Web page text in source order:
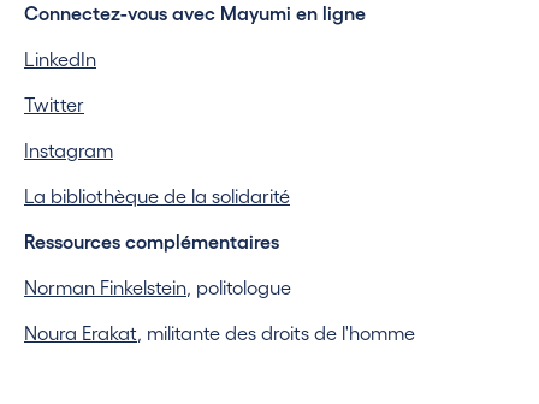
Connectez-vous avec Mayumi en ligne
LinkedIn
Twitter
Instagram
La bibliothèque de la solidarité
Ressources complémentaires
Norman Finkelstein, politologue
Noura Erakat, militante des droits de l'homme